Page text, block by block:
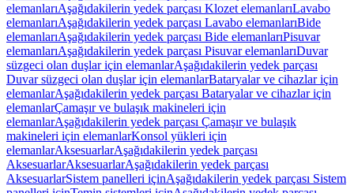
elemanlarıAşağıdakilerin yedek parçası Klozet elemanlarıLavabo
elemanlarıAşağıdakilerin yedek parçası Lavabo elemanlarıBide
elemanlarıAşağıdakilerin yedek parçası Bide elemanlarıPisuvar
elemanlarıAşağıdakilerin yedek parçası Pisuvar elemanlarıDuvar
süzgeci olan duşlar için elemanlarAşağıdakilerin yedek parçası
Duvar süzgeci olan duşlar için elemanlarBataryalar ve cihazlar için
elemanlarAşağıdakilerin yedek parçası Bataryalar ve cihazlar için
elemanlarÇamaşır ve bulaşık makineleri için
elemanlarAşağıdakilerin yedek parçası Çamaşır ve bulaşık
makineleri için elemanlarKonsol yükleri için
elemanlarAksesuarlarAşağıdakilerin yedek parçası
AksesuarlarAksesuarlarAşağıdakilerin yedek parçası
AksesuarlarSistem panelleri içinAşağıdakilerin yedek parçası Sistem